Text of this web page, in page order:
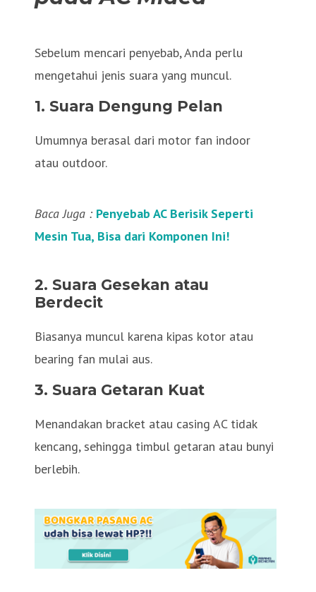
Sebelum mencari penyebab, Anda perlu
mengetahui jenis suara yang muncul.
1. Suara Dengung Pelan
Umumnya berasal dari motor fan indoor
atau outdoor.
Baca Juga : Penyebab AC Berisik Seperti
Mesin Tua, Bisa dari Komponen Ini!
2. Suara Gesekan atau
Berdecit
Biasanya muncul karena kipas kotor atau
bearing fan mulai aus.
3. Suara Getaran Kuat
Menandakan bracket atau casing AC tidak
kencang, sehingga timbul getaran atau bunyi
berlebih.